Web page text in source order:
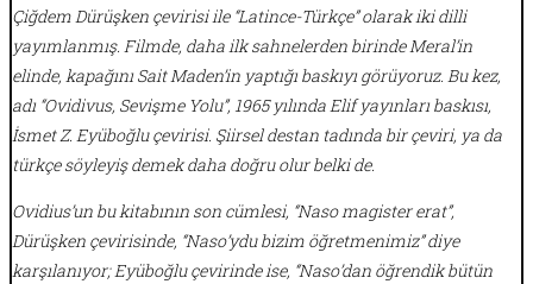
Çiğdem Dürüşken çevirisi ile “Latince-Türkçe” olarak iki dilli
yayımlanmış. Filmde, daha ilk sahnelerden birinde Meral’in
elinde, kapağını Sait Maden’in yaptığı baskıyı görüyoruz. Bu kez,
adı “Ovidivus, Sevişme Yolu”, 1965 yılında Elif yayınları baskısı,
İsmet Z. Eyüboğlu çevirisi. Şiirsel destan tadında bir çeviri, ya da
türkçe söyleyiş demek daha doğru olur belki de.
Ovidius’un bu kitabının son cümlesi, “Naso magister erat”,
Dürüşken çevirisinde, “Naso’ydu bizim öğretmenimiz” diye
karşılanıyor; Eyüboğlu çevirinde ise, “Naso’dan öğrendik bütün